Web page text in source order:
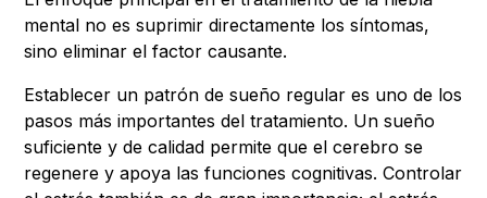
mental no es suprimir directamente los síntomas,
sino eliminar el factor causante.
Establecer un patrón de sueño regular es uno de los
pasos más importantes del tratamiento. Un sueño
suficiente y de calidad permite que el cerebro se
regenere y apoya las funciones cognitivas. Controlar